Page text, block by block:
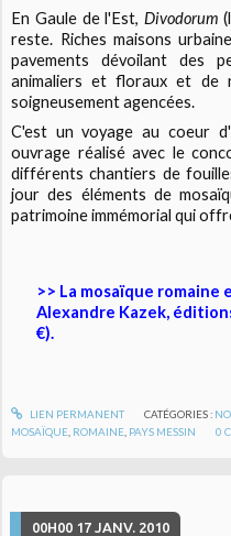
En Gaule de l'Est, Divodorum
reste. Riches maisons
pavements dévoilant des
animaliers et floraux et de
soigneusement agencées.
C'est un voyage au coeur
ouvrage réalisé avec le
différents chantiers de
jour des éléments de
patrimoine immémorial qui
>> La mosaïque romaine
Alexandre Kazek,
€).
LIEN PERMANENT CATÉGORIES :
MOSAÏQUE ROMAINE PAYS MESSIN 0
00H00 17 JANV. 2010